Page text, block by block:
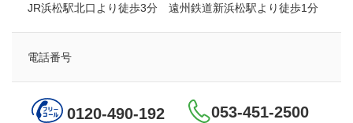
JR浜松駅北口より徒歩3分 遠州鉄道新浜松駅より徒歩1分
電話番号
0120-490-192 053-451-2500